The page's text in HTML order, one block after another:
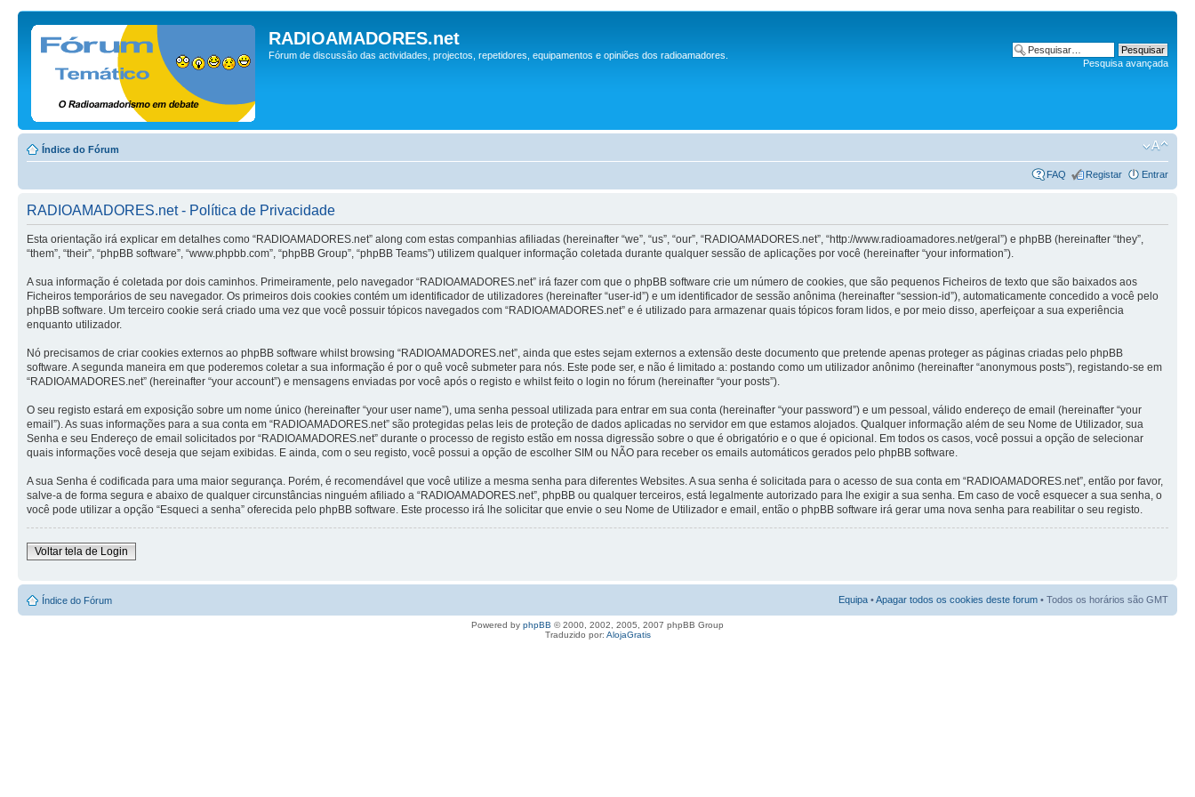
RADIOAMADORES.net
Fórum de discussão das actividades, projectos, repetidores, equipamentos e opiniões dos radioamadores.
Pesquisa avançada
Índice do Fórum
FAQ Registar Entrar
RADIOAMADORES.net - Política de Privacidade
Esta orientação irá explicar em detalhes como “RADIOAMADORES.net” along com estas companhias afiliadas (hereinafter “we”, “us”, “our”, “RADIOAMADORES.net”, “http://www.radioamadores.net/geral”) e phpBB (hereinafter “they”,
“them”, “their”, “phpBB software”, “www.phpbb.com”, “phpBB Group”, “phpBB Teams”) utilizem qualquer informação coletada durante qualquer sessão de aplicações por você (hereinafter “your information”).
A sua informação é coletada por dois caminhos. Primeiramente, pelo navegador “RADIOAMADORES.net” irá fazer com que o phpBB software crie um número de cookies, que são pequenos Ficheiros de texto que são baixados aos
Ficheiros temporários de seu navegador. Os primeiros dois cookies contém um identificador de utilizadores (hereinafter “user-id”) e um identificador de sessão anônima (hereinafter “session-id”), automaticamente concedido a você pelo
phpBB software. Um terceiro cookie será criado uma vez que você possuir tópicos navegados com “RADIOAMADORES.net” e é utilizado para armazenar quais tópicos foram lidos, e por meio disso, aperfeiçoar a sua experiência
enquanto utilizador.
Nó precisamos de criar cookies externos ao phpBB software whilst browsing “RADIOAMADORES.net”, ainda que estes sejam externos a extensão deste documento que pretende apenas proteger as páginas criadas pelo phpBB
software. A segunda maneira em que poderemos coletar a sua informação é por o quê você submeter para nós. Este pode ser, e não é limitado a: postando como um utilizador anônimo (hereinafter “anonymous posts”), registando-se em
“RADIOAMADORES.net” (hereinafter “your account”) e mensagens enviadas por você após o registo e whilst feito o login no fórum (hereinafter “your posts”).
O seu registo estará em exposição sobre um nome único (hereinafter “your user name”), uma senha pessoal utilizada para entrar em sua conta (hereinafter “your password”) e um pessoal, válido endereço de email (hereinafter “your
email”). As suas informações para a sua conta em “RADIOAMADORES.net” são protegidas pelas leis de proteção de dados aplicadas no servidor em que estamos alojados. Qualquer informação além de seu Nome de Utilizador, sua
Senha e seu Endereço de email solicitados por “RADIOAMADORES.net” durante o processo de registo estão em nossa digressão sobre o que é obrigatório e o que é opicional. Em todos os casos, você possui a opção de selecionar
quais informações você deseja que sejam exibidas. E ainda, com o seu registo, você possui a opção de escolher SIM ou NÃO para receber os emails automáticos gerados pelo phpBB software.
A sua Senha é codificada para uma maior segurança. Porém, é recomendável que você utilize a mesma senha para diferentes Websites. A sua senha é solicitada para o acesso de sua conta em “RADIOAMADORES.net”, então por favor,
salve-a de forma segura e abaixo de qualquer circunstâncias ninguém afiliado a “RADIOAMADORES.net”, phpBB ou qualquer terceiros, está legalmente autorizado para lhe exigir a sua senha. Em caso de você esquecer a sua senha, o
você pode utilizar a opção “Esqueci a senha” oferecida pelo phpBB software. Este processo irá lhe solicitar que envie o seu Nome de Utilizador e email, então o phpBB software irá gerar uma nova senha para reabilitar o seu registo.
Voltar tela de Login
Índice do Fórum Equipa •Apagar todos os cookies deste forum • Todos os horários são GMT
Powered by phpBB © 2000, 2002, 2005, 2007 phpBB Group
Traduzido por: AlojaGratis